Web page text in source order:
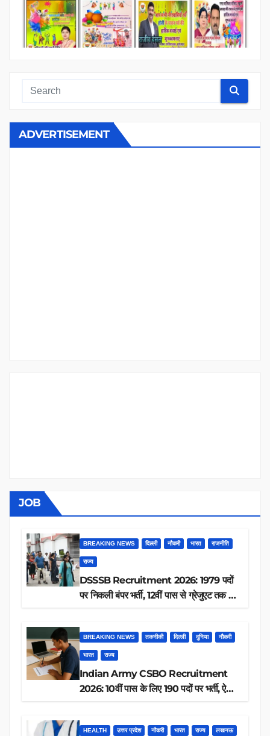
ADVERTISEMENT
JOB
BREAKING NEWS दिल्ली नौकरी भारत राजनीति
राज्य
DSSSB Recruitment 2026: 1979 पदों
पर निकली बंपर भर्ती, 12वीं पास से ग्रेजुएट तक करें
BREAKING NEWS तकनीकी दिल्ली दुनिया नौकरी
भारत राज्य
Indian Army CSBO Recruitment
2026: 10वीं पास के लिए 190 पदों पर भर्ती, ऐसे
HEALTH उत्तर प्रदेश नौकरी भारत राज्य लखनऊ